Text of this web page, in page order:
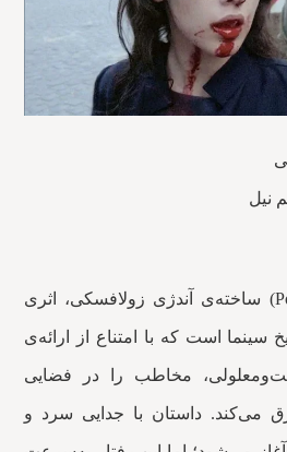
نیل
فیلم «تسخیر» (Possession) ساخته‌ی آندژی زولافسکی، اثری
سینما است که با امتناع از ارائه‌ی
مخاطب را در فضایی
می‌کند. داستان با جدایی سرد و